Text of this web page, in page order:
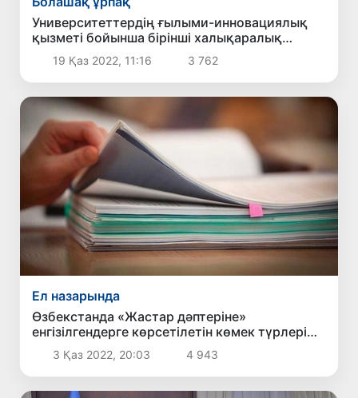
Университеттердің ғылыми-инновациялық
қызметі бойынша бірінші халықаралық
форум өтті
19 Қаз 2022, 11:16 3 762
Ел назарында
Өзбекстанда «Жастар дәптеріне»
енгізілгендерге көрсетілетін көмек түрлері
белгілі болды
3 Қаз 2022, 20:03 4 943